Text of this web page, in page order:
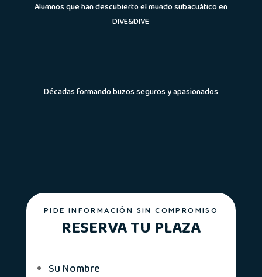
Alumnos que han descubierto el mundo subacuático en
DIVE&DIVE
Décadas formando buzos seguros y apasionados
PIDE INFORMACIÓN SIN COMPROMISO
RESERVA TU PLAZA
Su Nombre